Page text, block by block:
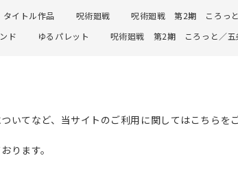
タイトル作品 呪術廻戦
呪術廻戦 第2期 ころっ
ド ゆるパレット 呪術廻戦 第2期 ころっと／
いてなど、当サイトのご利用に関してはこちらを
ります。